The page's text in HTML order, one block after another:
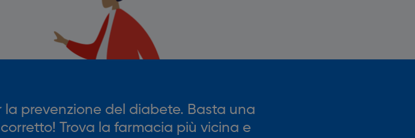
la prevenzione del diabete. Basta una
Trova la farmacia più vicina e